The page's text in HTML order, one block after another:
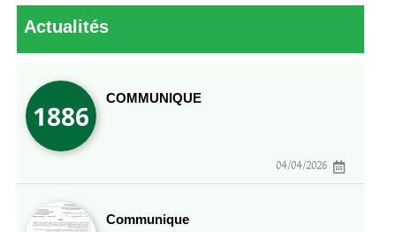
Actualités
COMMUNIQUE
04/04/2026
Communique